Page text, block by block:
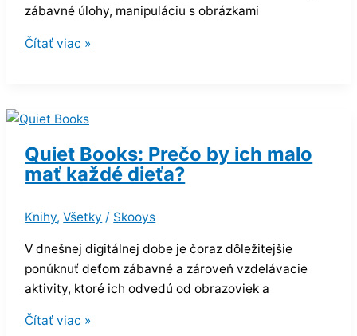
zábavné úlohy, manipuláciu s obrázkami
Čítať viac »
Quiet Books: Prečo by ich malo
mať každé dieťa?
Knihy,Všetky / Skooys
V dnešnej digitálnej dobe je čoraz dôležitejšie
ponúknuť deťom zábavné a zároveň vzdelávacie
aktivity, ktoré ich odvedú od obrazoviek a
Čítať viac »